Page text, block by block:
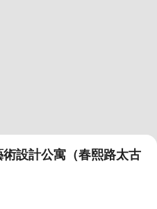
設計公寓（春熙路太古